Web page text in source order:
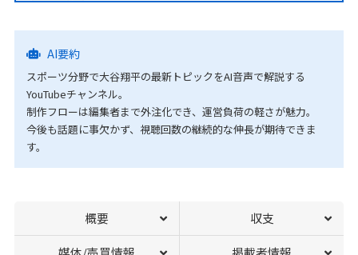
AI要約
スポーツ分野で大谷翔平の最新トピックをAI音声で解説する
YouTubeチャンネル。
制作フローは編集者まで外注化でき、運営負荷の軽さが魅力。
今後も話題に事欠かず、視聴回数の継続的な伸長が期待できま
す。
概要 収支